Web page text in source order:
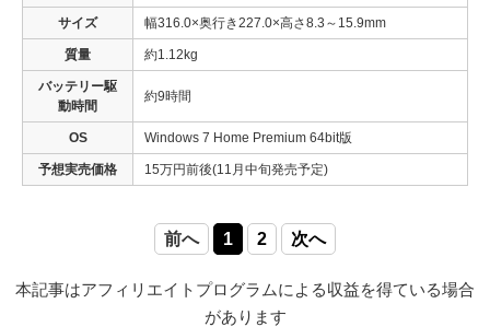
サイズ 幅316.0×奥行き227.0×高さ8.3～15.9mm
質量 約1.12kg
バッテリー駆
動時間
約9時間
OS Windows 7 Home Premium 64bit版
予想実売価格 15万円前後(11月中旬発売予定)
前へ 1 2 次へ
本記事はアフィリエイトプログラムによる収益を得ている場合
があります